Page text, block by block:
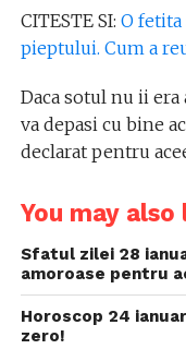
CITESTE SI: O fetita
pieptului. Cum a
Daca sotul nu ii era
va depasi cu bine
declarat pentru
You may also
Sfatul zilei 28
amoroase pentru
Horoscop 24
zero!